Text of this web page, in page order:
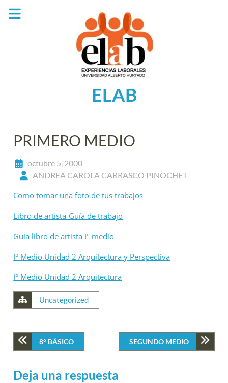
ELAB
PRIMERO MEDIO
octubre 5, 2000
ANDREA CAROLA CARRASCO PINOCHET
Como tomar una foto de tus trabajos
Libro de artista-Guía de trabajo
Guía libro de artista Iº medio
I° Medio Unidad 2 Arquitectura y Perspectiva
I° Medio Unidad 2 Arquitectura
Uncategorized
8° BÁSICO SEGUNDO MEDIO
Deja una respuesta